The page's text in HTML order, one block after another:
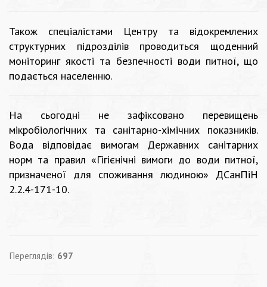
Також спеціалістами Центру та відокремлених
структурних підрозділів проводиться щоденний
моніторинг якості та безпечності води питної, що
подається населенню.
На сьогодні не зафіксовано перевищень
мікробіологічних та санітарно-хімічних показників.
Вода відповідає вимогам Державних санітарних
норм та правил «Гігієнічні вимоги до води питної,
призначеної для споживання людиною» ДСанПіН
2.2.4-171-10.
Переглядів: 697